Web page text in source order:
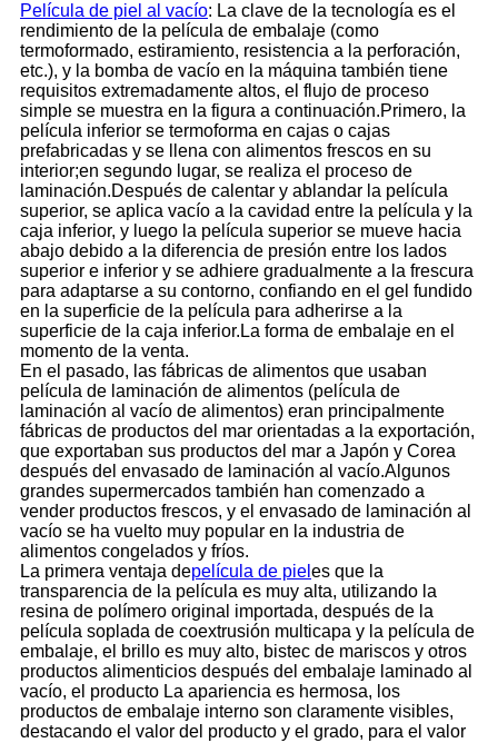
Película de piel al vacío: La clave de la tecnología es el
rendimiento de la película de embalaje (como
termoformado, estiramiento, resistencia a la perforación,
etc.), y la bomba de vacío en la máquina también tiene
requisitos extremadamente altos, el flujo de proceso
simple se muestra en la figura a continuación.Primero, la
película inferior se termoforma en cajas o cajas
prefabricadas y se llena con alimentos frescos en su
interior;en segundo lugar, se realiza el proceso de
laminación.Después de calentar y ablandar la película
superior, se aplica vacío a la cavidad entre la película y la
caja inferior, y luego la película superior se mueve hacia
abajo debido a la diferencia de presión entre los lados
superior e inferior y se adhiere gradualmente a la frescura
para adaptarse a su contorno, confiando en el gel fundido
en la superficie de la película para adherirse a la
superficie de la caja inferior.La forma de embalaje en el
momento de la venta.
En el pasado, las fábricas de alimentos que usaban
película de laminación de alimentos (película de
laminación al vacío de alimentos) eran principalmente
fábricas de productos del mar orientadas a la exportación,
que exportaban sus productos del mar a Japón y Corea
después del envasado de laminación al vacío.Algunos
grandes supermercados también han comenzado a
vender productos frescos, y el envasado de laminación al
vacío se ha vuelto muy popular en la industria de
alimentos congelados y fríos.
La primera ventaja depelícula de piel es que la
transparencia de la película es muy alta, utilizando la
resina de polímero original importada, después de la
película soplada de coextrusión multicapa y la película de
embalaje, el brillo es muy alto, bistec de mariscos y otros
productos alimenticios después del embalaje laminado al
vacío, el producto La apariencia es hermosa, los
productos de embalaje interno son claramente visibles,
destacando el valor del producto y el grado, para el valor